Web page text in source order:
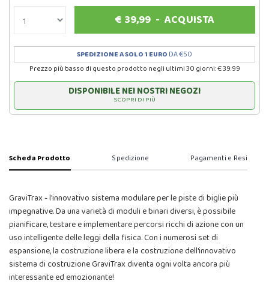
€ 39,99 -ACQUISTA
SPEDIZIONE A SOLO 1 EURO DA €50
Prezzo più basso di questo prodotto negli ultimi 30 giorni: € 39.99
DISPONIBILE NEI NOSTRI NEGOZI
SCOPRI DI PIÙ
Scheda Prodotto Spedizione Pagamenti e Resi
GraviTrax - l'innovativo sistema modulare per le piste di biglie più
impegnative. Da una varietà di moduli e binari diversi, è possibile
pianificare, testare e implementare percorsi ricchi di azione con un
uso intelligente delle leggi della fisica. Con i numerosi set di
espansione, la costruzione libera e la costruzione dell'innovativo
sistema di costruzione GraviTrax diventa ogni volta ancora più
interessante ed emozionante!